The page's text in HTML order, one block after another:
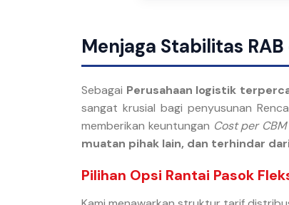
Menjaga Stabilitas
Sebagai Perusahaan logistik
sangat krusial bagi penyusunan
memberikan keuntungan Cost per CBM
muatan pihak lain, dan terhindar
Pilihan Opsi Rantai Pasok